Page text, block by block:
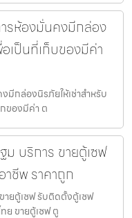
รห้องมั่นคงมีกล่อง
อเป็นที่เก็บของมีค่า
กล่องนิรภัยให้เช่าสำหรับ
กของมีค่า ต
ม บริการ ขายตู้เซฟ
ชีพ ราคาถูก
ายตู้เซฟ รับติดตั้งตู้เซฟ
ย ขายตู้เซฟ ตู